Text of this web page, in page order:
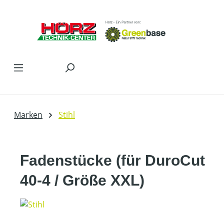
Marken Stihl
Fadenstücke (für DuroCut
40-4 / Größe XXL)